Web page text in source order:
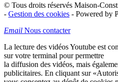
© Tous droits réservés Maison-
- Gestion des cookies - Powered by
Email Nous contacter
La lecture des vidéos Youtube est
sur votre terminal pour permettre
la diffusion des vidéos, mais
publicitaires. En cliquant sur